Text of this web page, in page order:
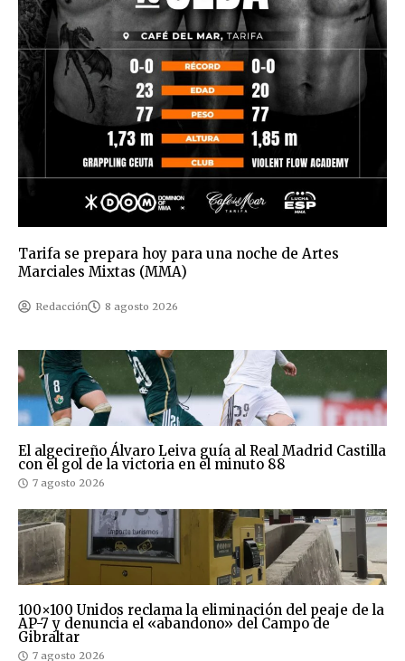
Tarifa se prepara hoy para una noche de Artes
Marciales Mixtas (MMA)
Redacción 8 agosto 2026
El algecireño Álvaro Leiva guía al Real Madrid Castilla
con el gol de la victoria en el minuto 88
7 agosto 2026
100×100 Unidos reclama la eliminación del peaje de la
AP-7 y denuncia el «abandono» del Campo de
Gibraltar
7 agosto 2026